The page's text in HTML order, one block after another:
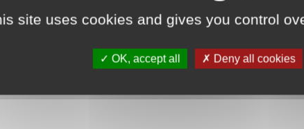
AMF.
commerciale.
site uses cookies and gives you control
OK, accept all Deny all cookies